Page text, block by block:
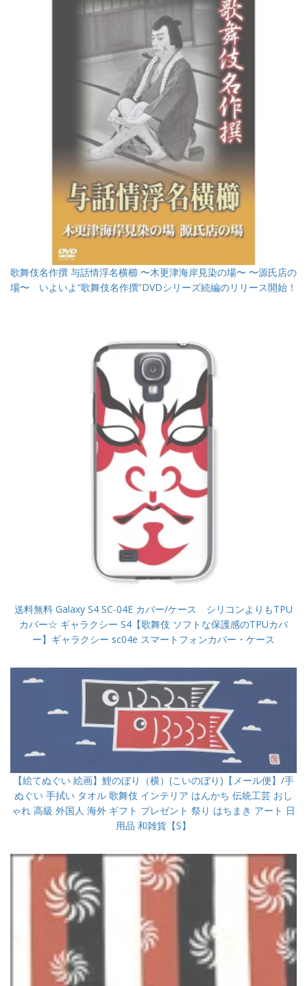
歌舞伎名作撰 与話情浮名横櫛 〜木更津海岸見染の場〜 〜源氏店の
場〜 いよいよ“歌舞伎名作撰”DVDシリーズ続編のリリース開始！
送料無料 Galaxy S4 SC-04E カバー/ケース シリコンよりもTPU
カバー☆ ギャラクシー S4【歌舞伎 ソフトな保護感のTPUカバ
ー】ギャラクシー sc04e スマートフォンカバー・ケース
【絵てぬぐい 絵画】鯉のぼり（横）(こいのぼり)【メール便】/手
ぬぐい 手拭い タオル 歌舞伎 インテリア はんかち 伝統工芸 おし
ゃれ 高級 外国人 海外 ギフト プレゼント 祭り はちまき アート 日
用品 和雑貨【S】